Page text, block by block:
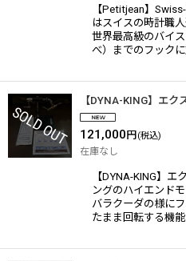
【Petitjean】
はスイスの時計職
世界最高級のバイ
べ）までのフック
【DYNA-KING】エク
121,000 円 (税込)
在庫なし
【DYNA-KING】エ
ングのハイエンド
バラクーダの様に
たまま回転する機